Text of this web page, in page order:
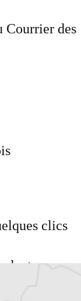
Courrier des
clics